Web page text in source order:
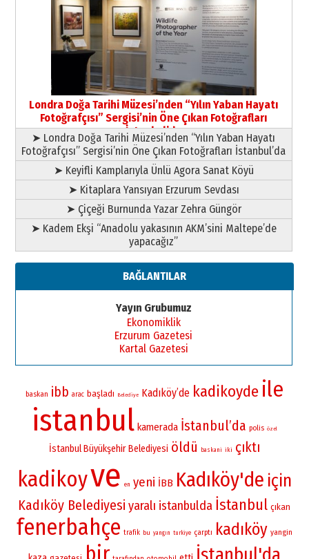
Yıldırım Gündoğdu
HAVVA’NIN ÜÇ KIZI
09 Temmuz 2026 Perşembe
Yusuf POLAT
Şampiyonluk Sebahattin Şirin’e
yazar
11 Mayıs 2026 Pazartesi
Londra Doğa Tarihi Müzesi’nden “Yılın Yaban Hayatı
Fotoğrafçısı” Sergisi’nin Öne Çıkan Fotoğrafları
İstanbul’da
➤ Londra Doğa Tarihi Müzesi’nden “Yılın Yaban Hayatı
Fotoğrafçısı” Sergisi’nin Öne Çıkan Fotoğrafları İstanbul’da
➤ Keyifli Kamplarıyla Ünlü Agora Sanat Köyü
➤ Kitaplara Yansıyan Erzurum Sevdası
➤ Çiçeği Burnunda Yazar Zehra Güngör
➤ Kadem Ekşi “Anadolu yakasının AKM’sini Maltepe’de
yapacağız”
BAĞLANTILAR
Yayın Grubumuz
Ekonomiklik
Erzurum Gazetesi
Kartal Gazetesi
baskan ibb arac başladı Belediye Kadıköy’de kadikoyde ile
istanbul kamerada İstanbul’da polis özel
İstanbul Büyükşehir Belediyesi öldü baskani iki çıktı
kadikoyve en yeni İBB Kadıköy'de için
Kadıköy Belediyesi yaralı istanbulda İstanbul çıkan
fenerbahçe trafik bu yangın turkiye çarptı kadıköy yangin
bir İstanbul'da